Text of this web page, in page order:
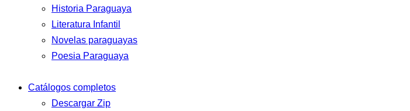
Historia Paraguaya
Literatura Infantil
Novelas paraguayas
Poesia Paraguaya
Catálogos completos
Descargar Zip